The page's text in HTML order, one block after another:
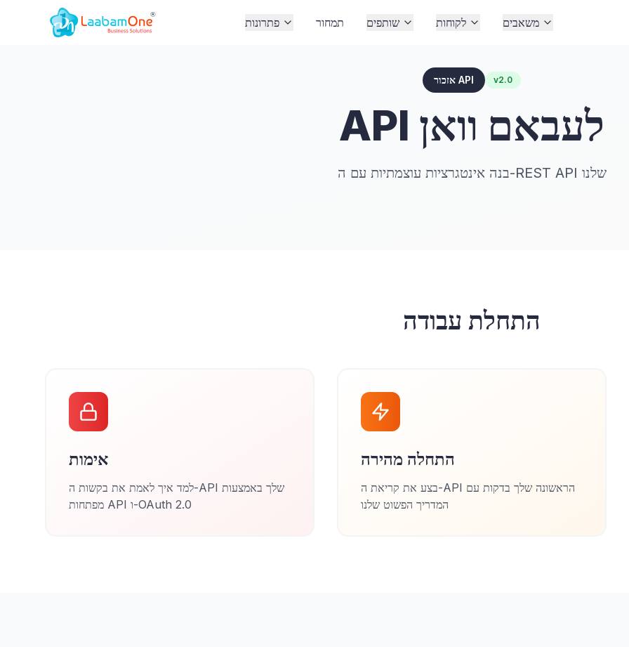
פתרונות תמחור שותפים לקוחות משאבים
אזכור API v2.0
API לעבאם וואן
בנה אינטגרציות עוצמתיות עם ה-REST API שלנו
התחלת עבודה
אימות
למד איך לאמת את בקשות ה-API שלך באמצעות
מפתחות API ו-OAuth 2.0
התחלה מהירה
בצע את קריאת ה-API הראשונה שלך בדקות עם
המדריך הפשוט שלנו